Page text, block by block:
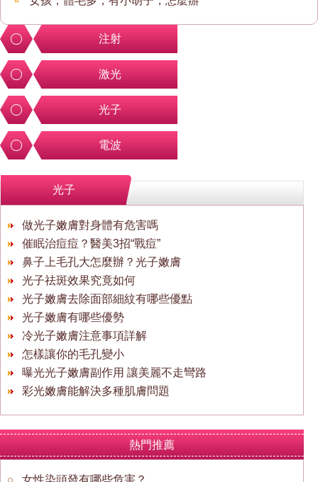
注射
激光
光子
電波
光子
做光子嫩膚對身體有危害嗎
催眠治痘痘？醫美3招“戰痘”
鼻子上毛孔大怎麼辦？光子嫩膚
光子祛斑效果究竟如何
光子嫩膚去除面部細紋有哪些優點
光子嫩膚有哪些優勢
冷光子嫩膚注意事項詳解
怎樣讓你的毛孔變小
曝光光子嫩膚副作用 讓美麗不走彎路
彩光嫩膚能解決多種肌膚問題
熱門推薦
女性染頭發有哪些危害？